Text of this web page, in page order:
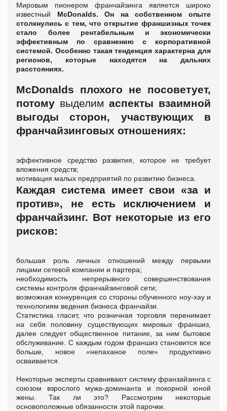
Мировым пионером франчайзинга является широко
известный McDonalds. Он на собственном опыте
столкнулись с тем, что открытие франшизных точек
стало более рентабельным и экономически
эффективным по сравнению с корпоративной
системой. Особенно такая тенденция характерна для
регионов, которые находятся на дальних
расстояниях.
McDonalds плохого не посоветует,
потому выделим аспекты взаимной
выгоды сторон, участвующих в
франчайзинговых отношениях:
эффективное средство развития, которое не требует
вложения средств;
мотивация малых предприятий по развитию бизнеса.
Каждая система имеет свои «за и
против», не есть исключением и
франчайзинг. Вот некоторые из его
рисков:
большая роль личных отношений между первыми
лицами сетевой компании и партера;
необходимость непрерывного совершенствования
системы контроля франчайзинговой сети;
возможная конкуренция со стороны обученного ноу-хау и
технологиям ведения бизнеса франчайзи.
Статистика гласит, что розничная торговля перенимает
на себя половину существующих мировых франшиз,
далее следует общественное питание, за ним бытовое
обслуживание. С каждым годом франшиз становится все
больше, новое «непаханое поле» продуктивно
осваивается.
Некоторые эксперты сравнивают систему франзайзинга с
союзом взрослого мужа-доминанта и покорной юной
жены. Так ли это? Рассмотрим некоторые
основоположные обязанности этой парочки.